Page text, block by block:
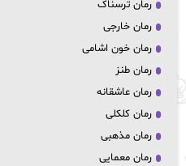
رمان ترسناک
رمان خارجی
رمان خون اشامی
رمان طنز
رمان عاشقانه
رمان کلکلی
رمان مذهبی
رمان معمایی